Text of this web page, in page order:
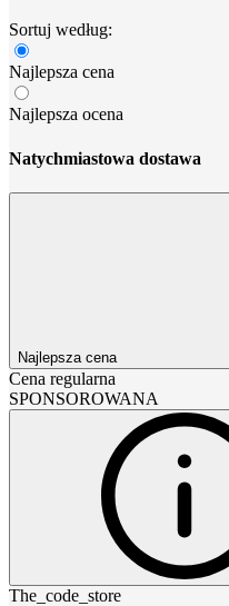
Sortuj według:
Najlepsza cena
Najlepsza ocena
Natychmiastowa dostawa
Najlepsza cena
Cena regularna
SPONSOROWANA
The_code_store